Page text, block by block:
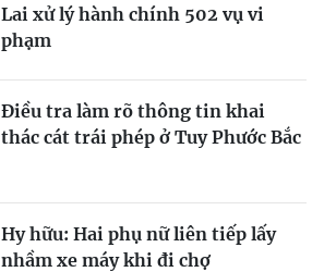
Lai xử lý hành chính 502 vụ vi
phạm
Điều tra làm rõ thông tin khai
thác cát trái phép ở Tuy Phước Bắc
Hy hữu: Hai phụ nữ liên tiếp lấy
nhầm xe máy khi đi chợ